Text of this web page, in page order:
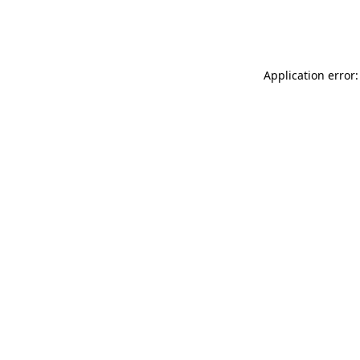
Application